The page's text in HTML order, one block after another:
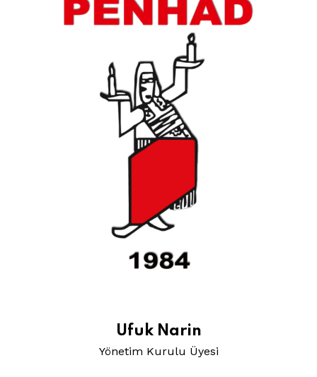
Ufuk Narin
Yönetim Kurulu Üyesi